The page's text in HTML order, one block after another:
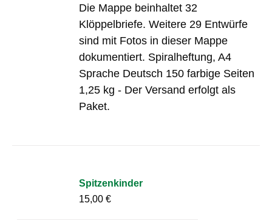
Die Mappe beinhaltet 32
Klöppelbriefe. Weitere 29 Entwürfe
sind mit Fotos in dieser Mappe
dokumentiert. Spiralheftung, A4
Sprache Deutsch 150 farbige Seiten
1,25 kg - Der Versand erfolgt als
Paket.
Spitzenkinder
15,00€